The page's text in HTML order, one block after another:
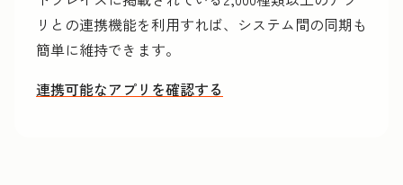
リとの連携機能を利用すれば、システム間の同期も
簡単に維持できます。
連携可能なアプリを確認する